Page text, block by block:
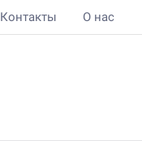
Контакты О нас